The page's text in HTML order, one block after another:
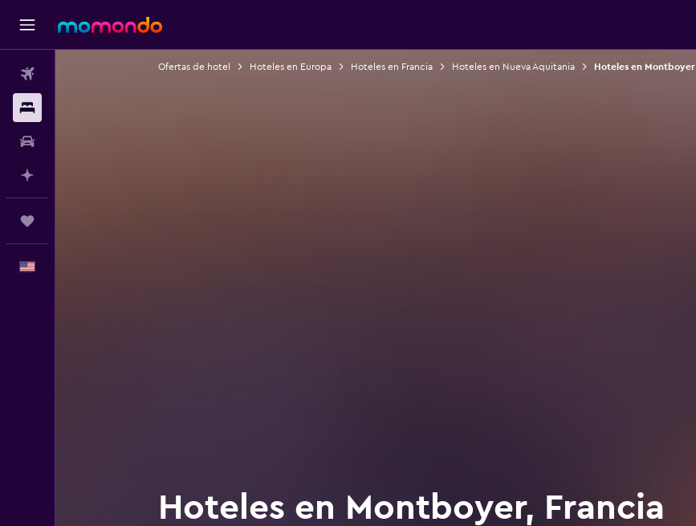
Ofertas de hotel Hoteles en Europa Hoteles en Francia Hoteles en Nueva Aquitania Hoteles en Montboyer
Hoteles en Montboyer, Francia